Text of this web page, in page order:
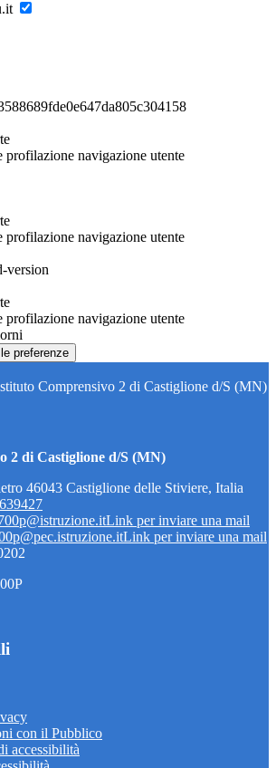
profilazione navigazione utente
profilazione navigazione utente
version
profilazione navigazione utente
preferenze
Comprensivo 2 di Castiglione d/S (MN)
2 di Castiglione d/S (MN)
46043 Castiglione delle Stiviere, Italia
Link per inviare una mail
Link per inviare una mail
con il Pubblico
accessibilità